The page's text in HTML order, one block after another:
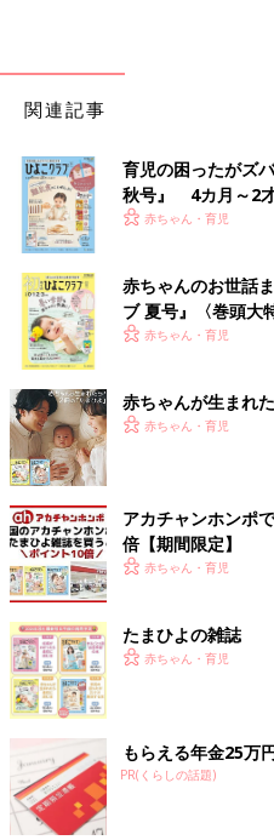
関連記事
育児の困ったがズ
秋号』 4カ月～2
いっぱい！
赤ちゃん・育児
赤ちゃんのお世話
ブ 夏号』〈巻頭大
く！ おっぱい・ミ
赤ちゃん・育児
赤ちゃんが生まれ
赤ちゃん・育児
アカチャンホンポ
倍【期間限定】
赤ちゃん・育児
たまひよの雑誌
赤ちゃん・育児
もらえる年金25万
PR(くらしの話題)